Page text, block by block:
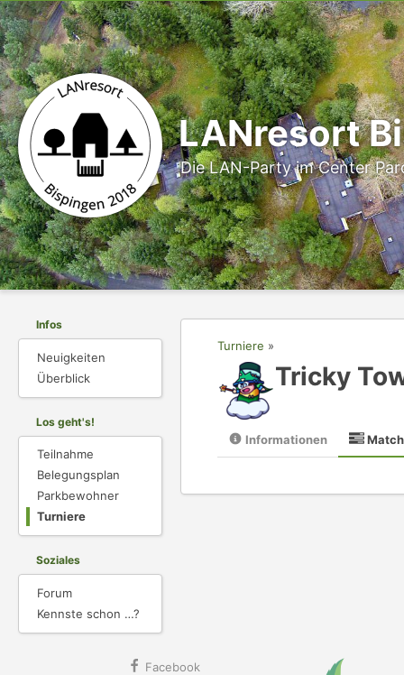
LANresort
Die LAN-Party im Center
Infos
Neuigkeiten
Überblick
Los geht's!
Teilnahme
Belegungsplan
Parkbewohner
Turniere
Soziales
Forum
Kennste schon …?
Turniere
Tricky
Informationen
Facebook